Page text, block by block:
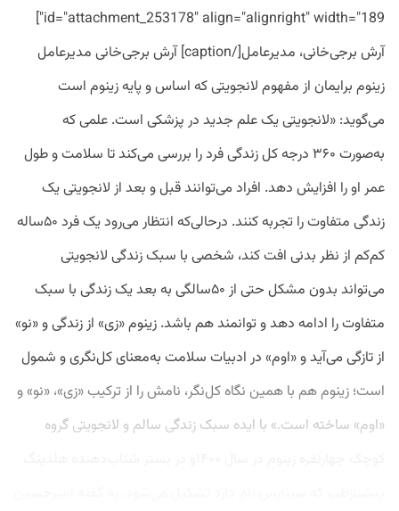
id="attachment_253178" align="alignright" width="189"]
آرش برجی‌خانی، مدیرعامل[/caption] آرش برجی‌خانی مدیرعامل
زینوم برایمان از مفهوم لانجویتی که اساس و پایه زینوم است
می‌گوید: «لانجویتی یک علم جدید در پزشکی است. علمی که
به‌صورت ۳۶۰ درجه کل زندگی فرد را بررسی می‌کند تا سلامت و طول
عمر او را افزایش دهد. افراد می‌توانند قبل و بعد از لانجویتی یک
زندگی متفاوت را تجربه کنند. درحالی‌که انتظار می‌رود یک فرد ۵۰ساله
کم‌کم از نظر بدنی افت کند، شخصی با سبک زندگی لانجویتی
می‌تواند بدون مشکل حتی از ۵۰سالگی به بعد یک زندگی با سبک
متفاوت را ادامه دهد و توانمند هم باشد. زینوم «زی» از زندگی و «نو»
از تازگی می‌آید و «اوم» در ادبیات سلامت به‌معنای کل‌نگری و شمول
است؛ زینوم هم با همین نگاه کل‌نگر، نامش را از ترکیب «زی»، «نو» و
«اوم» ساخته است.» با ایده سبک زندگی سالم و لانجویتی گروه